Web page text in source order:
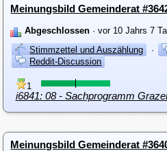
Meinungsbild Gemeinderat
Abgeschlossen · vor 10 Jahrs 7
Stimmzettel und Auszählung
·
Reddit-Discussion
1
i6841: 08 - Sachprogramm
Meinungsbild Gemeinderat